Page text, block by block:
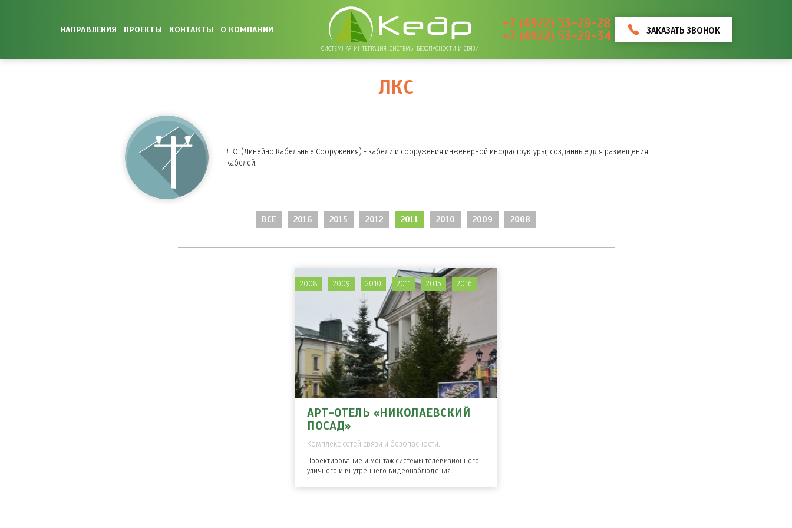
НАПРАВЛЕНИЯ ПРОЕКТЫ КОНТАКТЫ О КОМПАНИИ
СИСТЕМНАЯ ИНТЕГРАЦИЯ, СИСТЕМЫ БЕЗОПАСНОСТИ И СВЯЗИ
+7 (4922) 53-29-28
+7 (4922) 53-29-34
ЗАКАЗАТЬ ЗВОНОК
ЛКС
ЛКС (Линейно Кабельные Сооружения) - кабели и сооружения инженерной инфраструктуры, созданные для размещения
кабелей.
ВСЕ 2016 2015 2012 2011 2010 2009 2008
АРТ-ОТЕЛЬ «НИКОЛАЕВСКИЙ
ПОСАД»
Комплекс сетей связи и безопасности.
Проектирование и монтаж системы телевизионного
уличного и внутреннего видеонаблюдения.
2008 2009 2010 2011 2015 2016